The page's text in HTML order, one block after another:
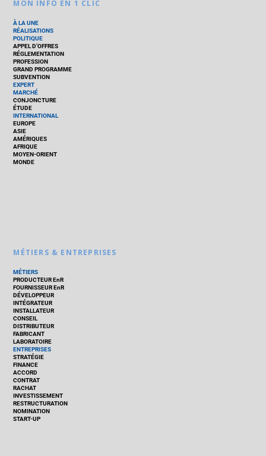
MON INFO EN 1 CLIC
À LA UNE
RÉALISATIONS
POLITIQUE
APPEL D’OFFRES
RÉGLEMENTATION
PROFESSION
GRAND PROGRAMME
SUBVENTION
EXPERT
MARCHÉ
CONJONCTURE
ÉTUDE
INTERNATIONAL
EUROPE
ASIE
AMÉRIQUES
AFRIQUE
MOYEN-ORIENT
MONDE
MÉTIERS & ENTREPRISES
MÉTIERS
PRODUCTEUR EnR
FOURNISSEUR EnR
DÉVELOPPEUR
INTÉGRATEUR
INSTALLATEUR
CONSEIL
DISTRIBUTEUR
FABRICANT
LABORATOIRE
ENTREPRISES
STRATÉGIE
FINANCE
ACCORD
CONTRAT
RACHAT
INVESTISSEMENT
RESTRUCTURATION
NOMINATION
START-UP